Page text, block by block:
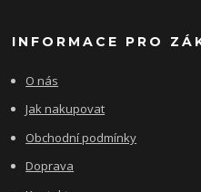
INFORMACE PRO
O nás
Jak nakupovat
Obchodní podmínky
Doprava